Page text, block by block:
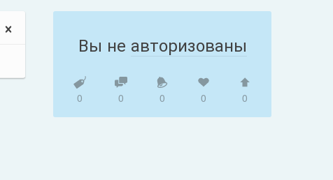
Вы не авторизованы
0 0 0 0 0